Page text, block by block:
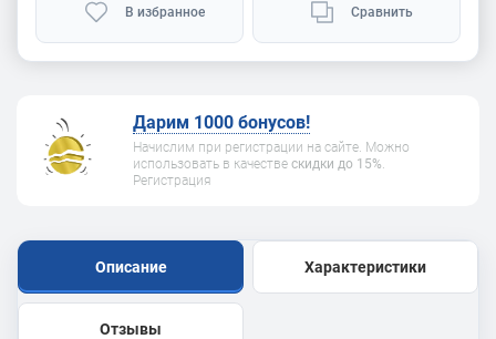
В избранное Сравнить
Дарим 1000 бонусов!
Начислим при регистрации на сайте. Можно
использовать в качестве скидки до 15%
Регистрация
Описание Характеристики
Отзывы